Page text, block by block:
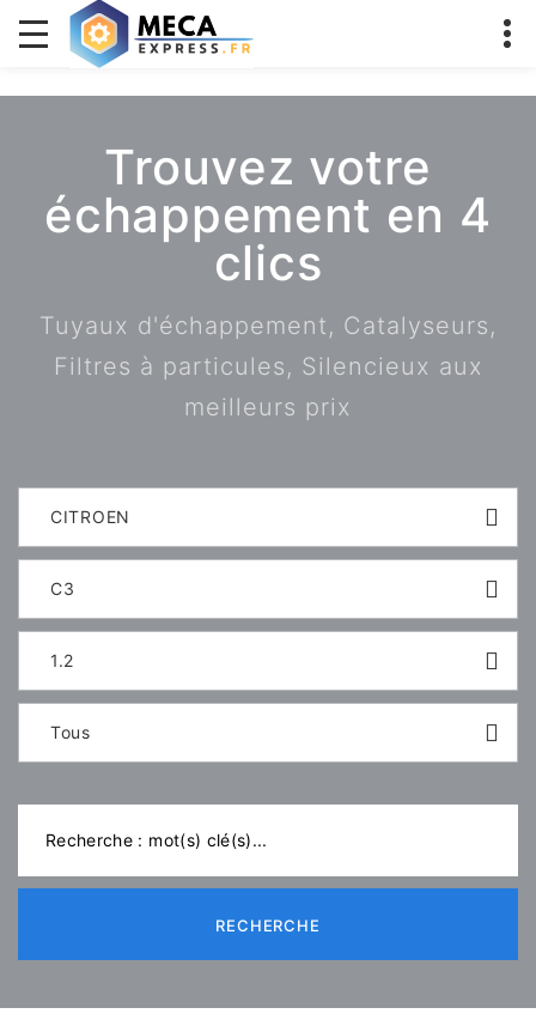
Trouvez votre
échappement en 4
clics
Tuyaux d'échappement, Catalyseurs,
Filtres à particules, Silencieux aux
meilleurs prix
CITROEN
C3
1.2
Tous
RECHERCHE